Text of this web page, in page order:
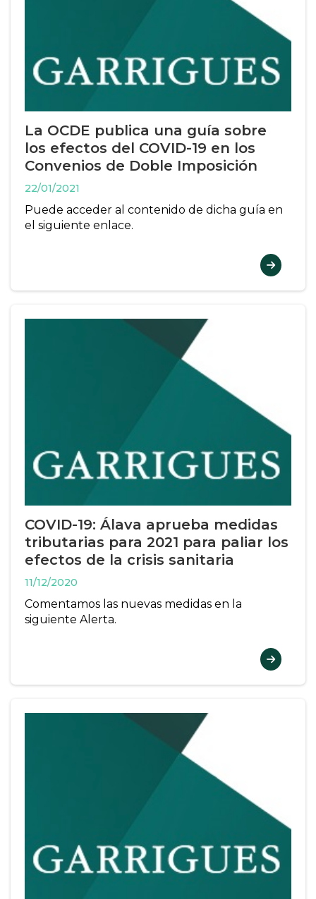
La OCDE publica una guía sobre
los efectos del COVID-19 en los
Convenios de Doble Imposición
22/01/2021
Puede acceder al contenido de dicha guía en
el siguiente enlace.
COVID-19: Álava aprueba medidas
tributarias para 2021 para paliar los
efectos de la crisis sanitaria
11/12/2020
Comentamos las nuevas medidas en la
siguiente Alerta.